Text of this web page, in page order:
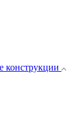
конструкции